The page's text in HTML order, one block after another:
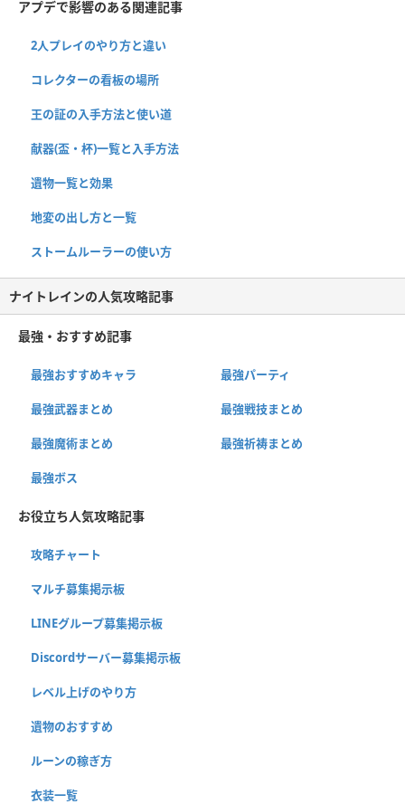
アプデで影響のある関連記事
2人プレイのやり方と違い
コレクターの看板の場所
王の証の入手方法と使い道
献器(盃・杯)一覧と入手方法
遺物一覧と効果
地変の出し方と一覧
ストームルーラーの使い方
ナイトレインの人気攻略記事
最強・おすすめ記事
最強おすすめキャラ 最強パーティ
最強武器まとめ 最強戦技まとめ
最強魔術まとめ 最強祈祷まとめ
最強ボス
お役立ち人気攻略記事
攻略チャート
マルチ募集掲示板
LINEグループ募集掲示板
Discordサーバー募集掲示板
レベル上げのやり方
遺物のおすすめ
ルーンの稼ぎ方
衣装一覧